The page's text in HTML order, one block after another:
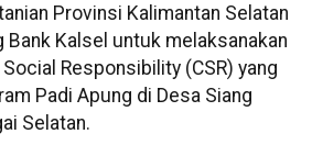
Provinsi Kalimantan Selatan
Bank Kalsel untuk melaksanakan
Responsibility (CSR) yang
Padi Apung di Desa Siang
Selatan.